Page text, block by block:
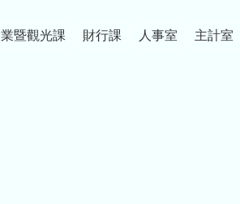
暨觀光課 財行課 人事室 主計室